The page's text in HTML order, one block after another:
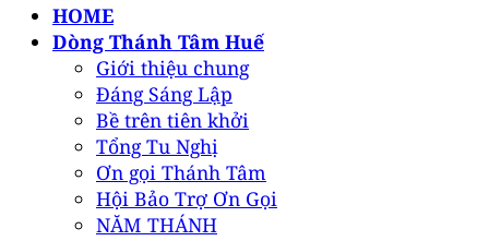
HOME
Dòng Thánh Tâm Huế
Giới thiệu chung
Đáng Sáng Lập
Bề trên tiên khởi
Tổng Tu Nghị
Ơn gọi Thánh Tâm
Hội Bảo Trợ Ơn Gọi
NĂM THÁNH